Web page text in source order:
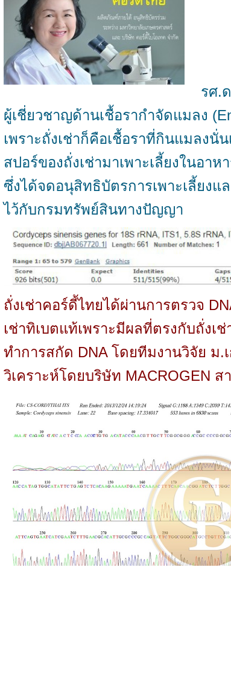
รศ.
ผู้เชี่ยวชาญด้านเชื้อรากำจัดแมลง
เพราะถั่งเช่าก็คือเชื้อราที่กินแมลงนั่
สปอร์ของถั่งเช่ามาเพาะเลี้ยงในอาห
ซึ่งได้จดอนุสิทธิบัตรการเพาะเลี้ยงแ
ไว้กับกรมทรัพย์สินทางปัญญา
ถั่งเช่าคอร์ดี้ไทยได้ผ่านการตรวจ
เช่าทิเบตแท้เพราะมีผลที่ตรงกับถั่งเ
ทำการสกัด DNA โดยทีมงานวิจัย ม.
วิเคราะห์โดยบริษัท MACROGEN ส